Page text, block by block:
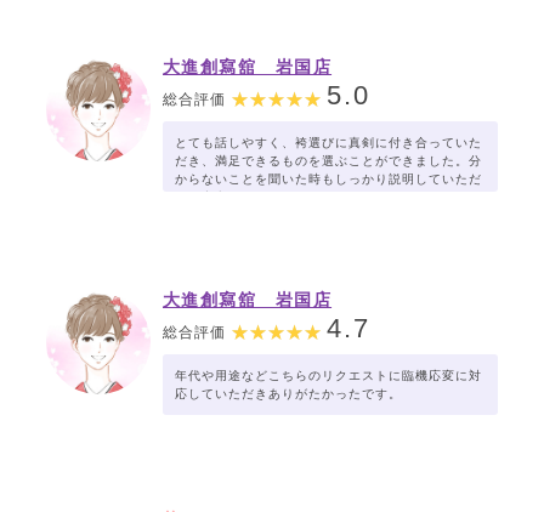
大進創寫舘 岩国店
総合評価 5.0
とても話しやすく、袴選びに真剣に付き合っていた
だき、満足できるものを選ぶことができました。分
からないことを聞いた時もしっかり説明していただ
大進創寫舘 岩国店
総合評価 4.7
年代や用途などこちらのリクエストに臨機応変に対
応していただきありがたかったです。